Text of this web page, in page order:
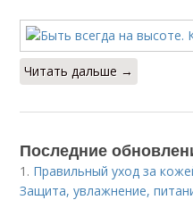
Читать дальше →
Последние
1. Правильный уход за
Защита, увлажнение,